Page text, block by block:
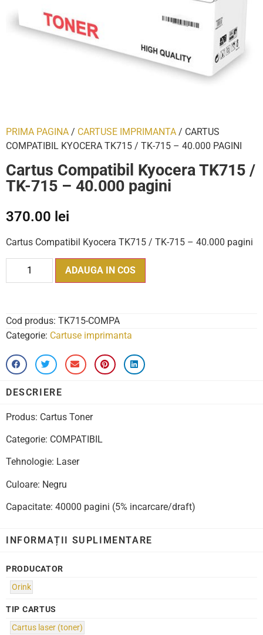
PRIMA PAGINA / CARTUSE IMPRIMANTA / CARTUS
COMPATIBIL KYOCERA TK715 / TK-715 – 40.000 PAGINI
Cartus Compatibil Kyocera TK715 /
TK-715 – 40.000 pagini
370.00 lei
Cartus Compatibil Kyocera TK715 / TK-715 – 40.000 pagini
ADAUGA IN COS
Cod produs: TK715-COMPA
Categorie: Cartuse imprimanta
DESCRIERE
Produs: Cartus Toner
Categorie: COMPATIBIL
Tehnologie: Laser
Culoare: Negru
Capacitate: 40000 pagini (5% incarcare/draft)
INFORMAȚII SUPLIMENTARE
PRODUCATOR
Orink
TIP CARTUS
Cartus laser (toner)